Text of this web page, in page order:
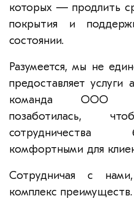
которых — продлить
покрытия и
состоянии.
Разумеется, мы не
предоставляет услуги
команда ООО
позаботилась,
сотрудничества
комфортными для
Сотрудничая с
комплекс преимуществ.